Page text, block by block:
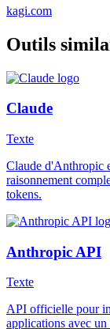
kagi.com
Outils
Claude
Texte
Claude d'Anthropic
raisonnement
tokens.
Anthropic API
Texte
API officielle pour
applications avec